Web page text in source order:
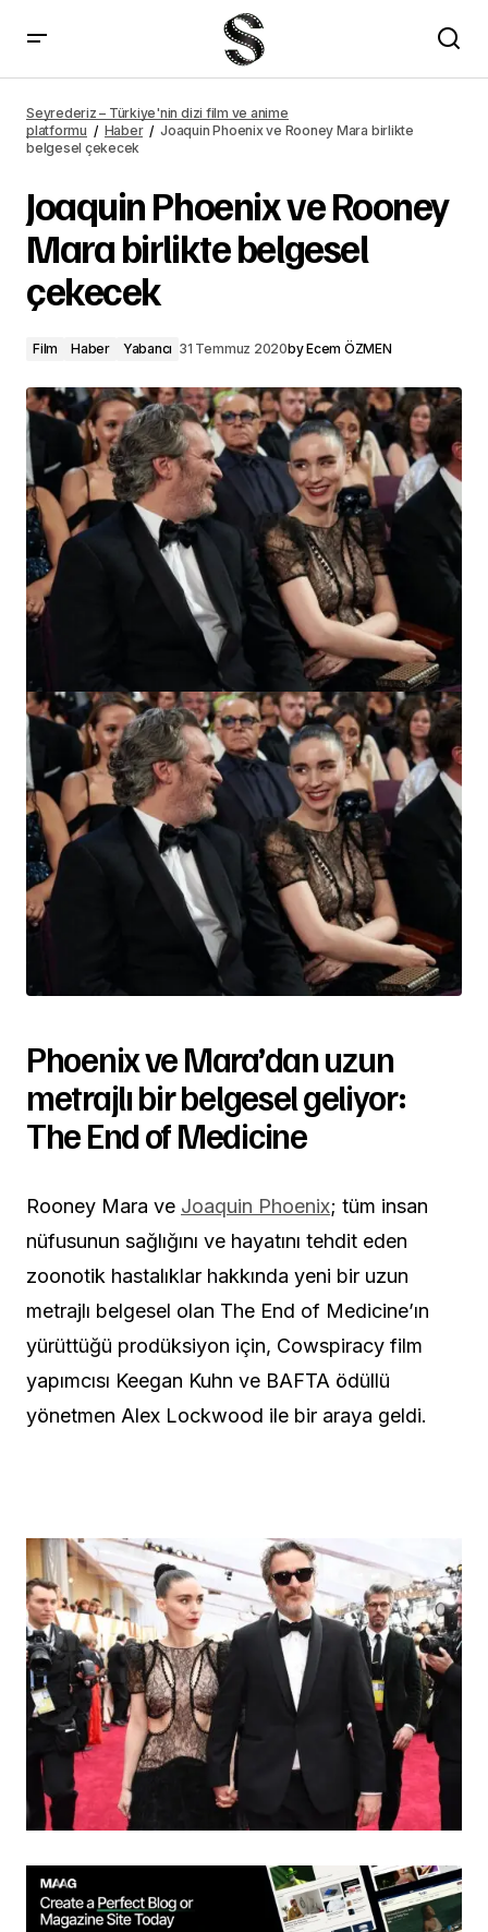
Seyrederiz – Türkiye'nin dizi film ve anime
platformu
Haber
Joaquin Phoenix ve Rooney Mara birlikte
belgesel çekecek
Joaquin Phoenix ve Rooney
Mara birlikte belgesel
çekecek
Film Haber Yabancı 31 Temmuz 2020byEcem ÖZMEN
Phoenix ve Mara’dan uzun
metrajlı bir belgesel geliyor:
The End of Medicine
Rooney Mara ve Joaquin Phoenix; tüm insan
nüfusunun sağlığını ve hayatını tehdit eden
zoonotik hastalıklar hakkında yeni bir uzun
metrajlı belgesel olan The End of Medicine’ın
yürüttüğü prodüksiyon için, Cowspiracy film
yapımcısı Keegan Kuhn ve BAFTA ödüllü
yönetmen Alex Lockwood ile bir araya geldi.